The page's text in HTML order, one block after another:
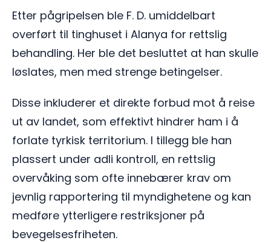
Etter pågripelsen ble F. D. umiddelbart
overført til tinghuset i Alanya for rettslig
behandling. Her ble det besluttet at han skulle
løslates, men med strenge betingelser.
Disse inkluderer et direkte forbud mot å reise
ut av landet, som effektivt hindrer ham i å
forlate tyrkisk territorium. I tillegg ble han
plassert under adli kontroll, en rettslig
overvåking som ofte innebærer krav om
jevnlig rapportering til myndighetene og kan
medføre ytterligere restriksjoner på
bevegelsesfriheten.